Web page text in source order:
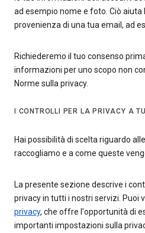
ad esempio nome e foto. Ciò
provenienza di una tua email, ad
Richiederemo il tuo consenso
informazioni per uno scopo non
Norme sulla privacy.
I CONTROLLI PER LA PRIVACY A
Hai possibilità di scelta riguardo
raccogliamo e a come queste
La presente sezione descrive i
privacy in tutti i nostri servizi. Puoi
privacy, che offre l'opportunità di
importanti impostazioni sulla